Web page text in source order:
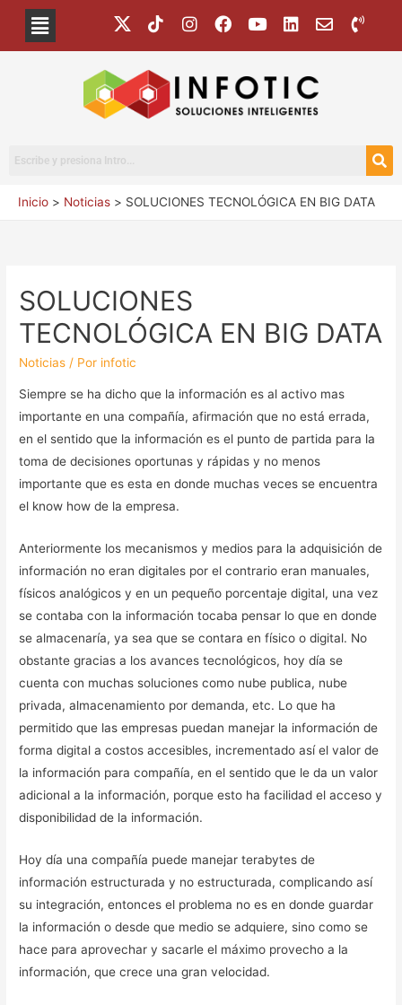
Inicio Noticias SOLUCIONES TECNOLÓGICA EN BIG DATA
SOLUCIONES
TECNOLÓGICA EN BIG DATA
Noticias / Por infotic
Siempre se ha dicho que la información es al activo mas
importante en una compañía, afirmación que no está errada,
en el sentido que la información es el punto de partida para la
toma de decisiones oportunas y rápidas y no menos
importante que es esta en donde muchas veces se encuentra
el know how de la empresa.
Anteriormente los mecanismos y medios para la adquisición de
información no eran digitales por el contrario eran manuales,
físicos analógicos y en un pequeño porcentaje digital, una vez
se contaba con la información tocaba pensar lo que en donde
se almacenaría, ya sea que se contara en físico o digital. No
obstante gracias a los avances tecnológicos, hoy día se
cuenta con muchas soluciones como nube publica, nube
privada, almacenamiento por demanda, etc. Lo que ha
permitido que las empresas puedan manejar la información de
forma digital a costos accesibles, incrementado así el valor de
la información para compañía, en el sentido que le da un valor
adicional a la información, porque esto ha facilidad el acceso y
disponibilidad de la información.
Hoy día una compañía puede manejar terabytes de
información estructurada y no estructurada, complicando así
su integración, entonces el problema no es en donde guardar
la información o desde que medio se adquiere, sino como se
hace para aprovechar y sacarle el máximo provecho a la
información, que crece una gran velocidad.